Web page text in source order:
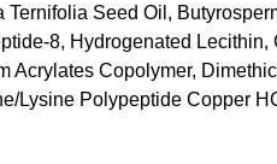
Seed Oil,
8, Hydrogenated
Copolymer,
Lysine Polypeptide Copper